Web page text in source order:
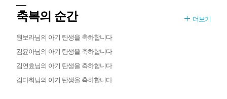
축복의 순간 더보기
원보라님의 아기 탄생을 축하합니다
김윤아님의 아기 탄생을 축하합니다
김연효님의 아기 탄생을 축하합니다
김다희님의 아기 탄생을 축하합니다